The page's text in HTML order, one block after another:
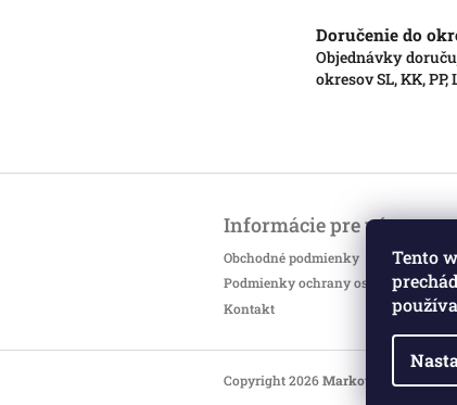
Tento
Doručenie do
Objednávky
okresov SL, KK, PP,
Informácie pre vás
Obchodné podmienky
Podmienky ochrany osobných
Kontakt
Copyright 2026Markotatry. Všetky